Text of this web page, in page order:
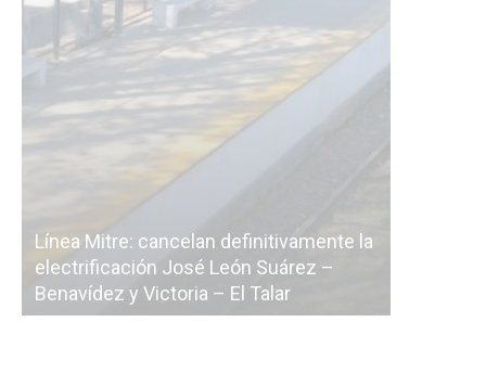
definitivamente la
Suárez –
El Talar
La Ciudad vuelve a postergar la
licitación de la línea F